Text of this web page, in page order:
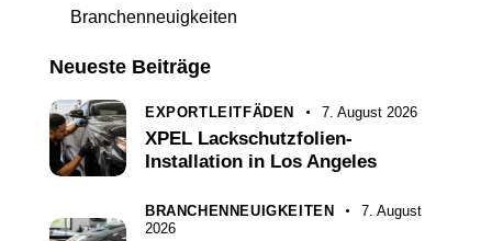
Branchenneuigkeiten
Neueste Beiträge
EXPORTLEITFÄDEN 7. August 2026
XPEL Lackschutzfolien-
Installation in Los Angeles
BRANCHENNEUIGKEITEN
7. August
2026